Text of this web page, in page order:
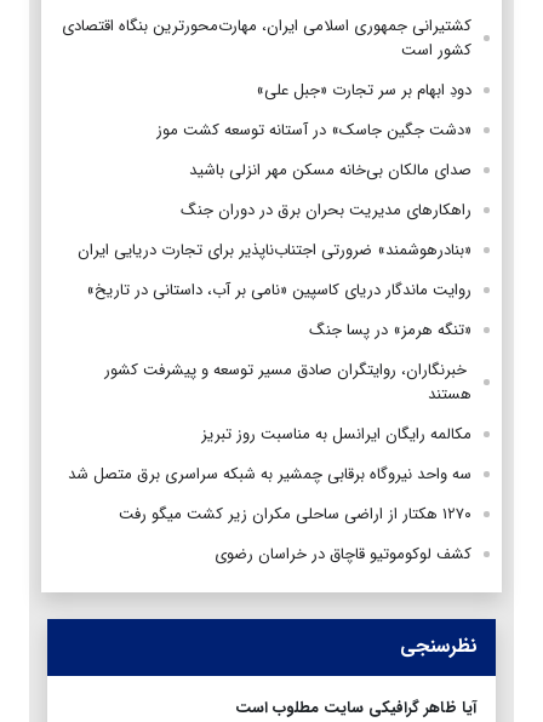
کشتیرانی جمهوری اسلامی ایران، مهارت‌محورترین بنگاه اقتصادی
کشور است
دودِ ابهام بر سر تجارت «جبل علی»
«دشت جگین جاسک» در آستانه توسعه کشت موز
صدای مالکان بی‌خانه مسکن مهر انزلی باشید
راهکارهای مدیریت بحران برق در دوران جنگ
«بنادرهوشمند» ضرورتی اجتناب‌ناپذیر برای تجارت دریایی ایران
روایت ماندگار دریای کاسپین «نامی بر آب، داستانی در تاریخ»
«تنگه هرمز» در پسا جنگ
‌ خبرنگاران، روایتگران صادق مسیر توسعه و پیشرفت کشور
هستند
مکالمه رایگان ایرانسل به مناسبت روز تبریز
سه واحد نیروگاه برقابی چمشیر به شبکه سراسری برق متصل شد
۱۲۷۰ هکتار از اراضی ساحلی مکران زیر کشت میگو رفت
کشف لوکوموتیو قاچاق در خراسان رضوی
نظرسنجی
آیا ظاهر گرافیکی سایت مطلوب است